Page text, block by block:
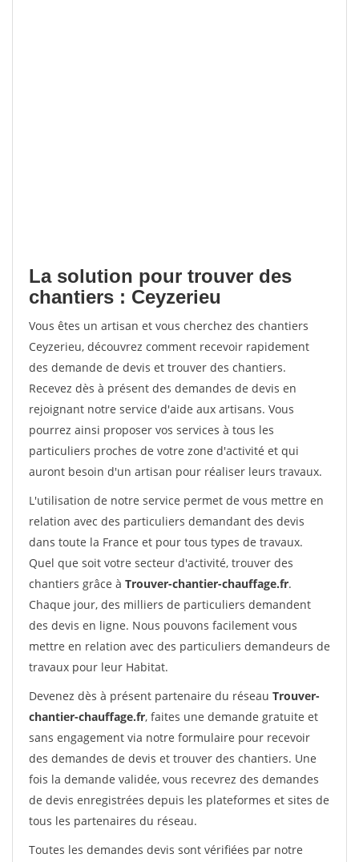
La solution pour trouver des
chantiers : Ceyzerieu
Vous êtes un artisan et vous cherchez des chantiers
Ceyzerieu, découvrez comment recevoir rapidement
des demande de devis et trouver des chantiers.
Recevez dès à présent des demandes de devis en
rejoignant notre service d'aide aux artisans. Vous
pourrez ainsi proposer vos services à tous les
particuliers proches de votre zone d'activité et qui
auront besoin d'un artisan pour réaliser leurs travaux.
L'utilisation de notre service permet de vous mettre en
relation avec des particuliers demandant des devis
dans toute la France et pour tous types de travaux.
Quel que soit votre secteur d'activité, trouver des
chantiers grâce à Trouver-chantier-chauffage.fr.
Chaque jour, des milliers de particuliers demandent
des devis en ligne. Nous pouvons facilement vous
mettre en relation avec des particuliers demandeurs de
travaux pour leur Habitat.
Devenez dès à présent partenaire du réseau Trouver-
chantier-chauffage.fr, faites une demande gratuite et
sans engagement via notre formulaire pour recevoir
des demandes de devis et trouver des chantiers. Une
fois la demande validée, vous recevrez des demandes
de devis enregistrées depuis les plateformes et sites de
tous les partenaires du réseau.
Toutes les demandes devis sont vérifiées par notre